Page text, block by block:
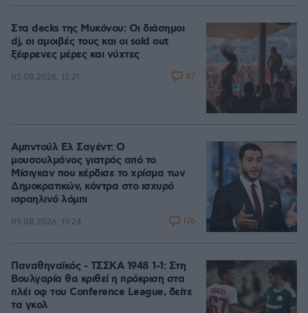
Στα decks της Μυκόνου: Οι διάσημοι
dj, οι αμοιβές τους και οι sold out
ξέφρενες μέρες και νύχτες
05.08.2026, 15:21 87
Αμπντούλ Ελ Σαγέντ: Ο
μουσουλμάνος γιατρός από το
Μίσιγκαν που κέρδισε το χρίσμα των
Δημοκρατικών, κόντρα στο ισχυρό
ισραηλινό λόμπι
05.08.2026, 19:24 176
Παναθηναϊκός - ΤΣΣΚΑ 1948 1-1: Στη
Βουλγαρία θα κριθεί η πρόκριση στα
πλέι οφ του Conference League, δείτε
τα γκολ